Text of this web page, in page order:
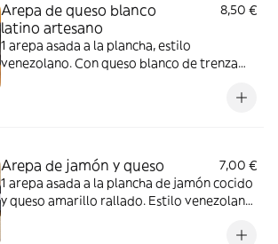
Arepa de queso blanco
latino artesano
8,50 €
1 arepa asada a la plancha, estilo
venezolano. Con queso blanco de trenza
Arepa de jamón y queso
7,00 €
1 arepa asada a la plancha de jamón cocido
y queso amarillo rallado. Estilo venezolano.